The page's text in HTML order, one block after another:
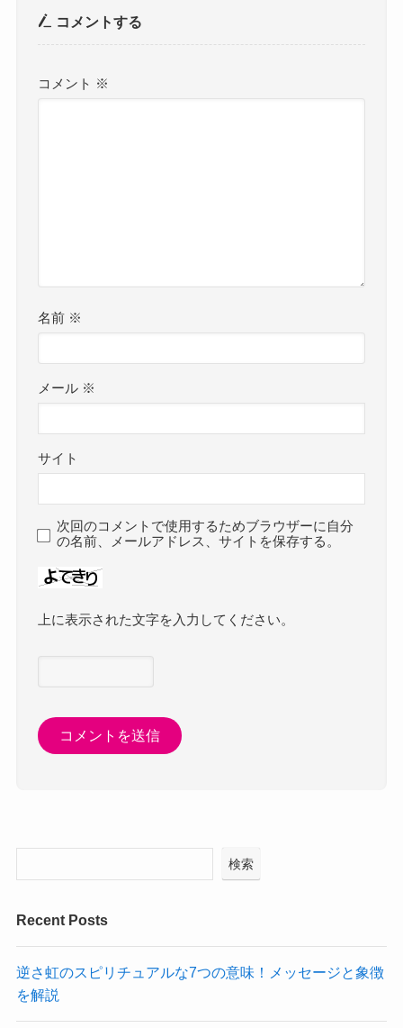
コメントする
コメント ※
名前 ※
メール ※
サイト
次回のコメントで使用するためブラウザーに自分
の名前、メールアドレス、サイトを保存する。
上に表示された文字を入力してください。
検索
Recent Posts
逆さ虹のスピリチュアルな7つの意味！メッセージと象徴
を解説